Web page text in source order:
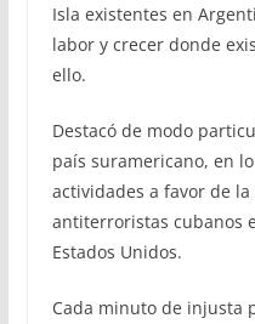
Isla existentes en
labor y crecer donde
ello.
Destacó de modo
país suramericano, en
actividades a favor de
antiterroristas cubanos
Estados Unidos.
Cada minuto de injusta